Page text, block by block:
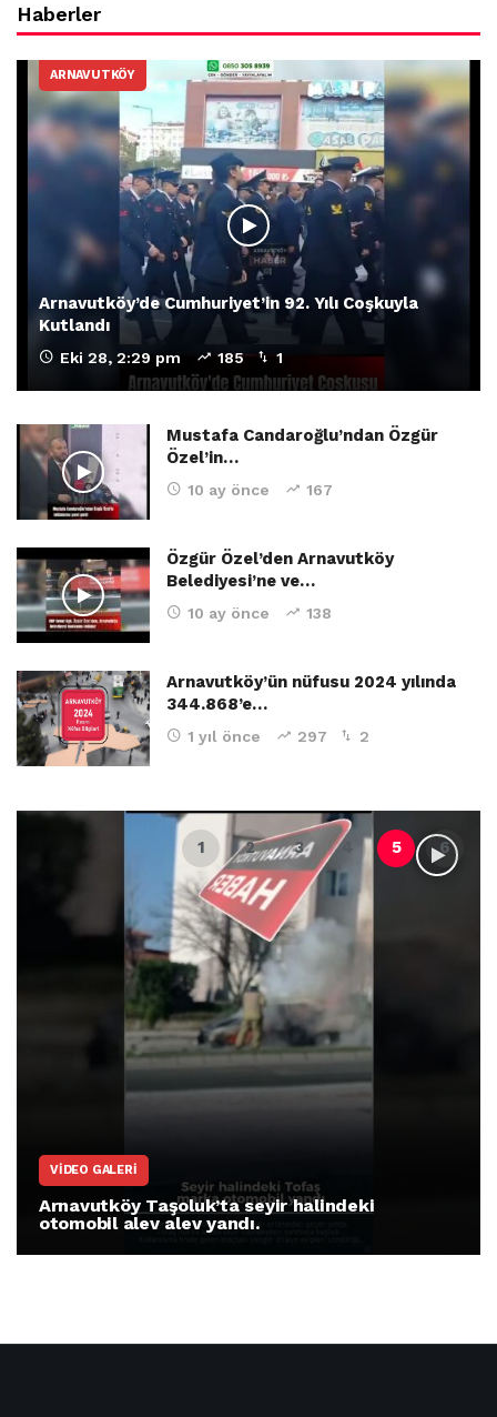
Haberler
ARNAVUTKÖY
Arnavutköy’de Cumhuriyet’in 92. Yılı Coşkuyla
Kutlandı
Eki 28, 2:29 pm 185 1
Mustafa Candaroğlu’ndan Özgür
Özel’in…
10 ay önce 167
Özgür Özel’den Arnavutköy
Belediyesi’ne ve…
10 ay önce 138
Arnavutköy’ün nüfusu 2024 yılında
344.868’e…
1 yıl önce 297 2
ARNAVUTKÖY
Arnavutköy İmrahor Mahallesi sakinleri
protesto gösterisi düzenledi